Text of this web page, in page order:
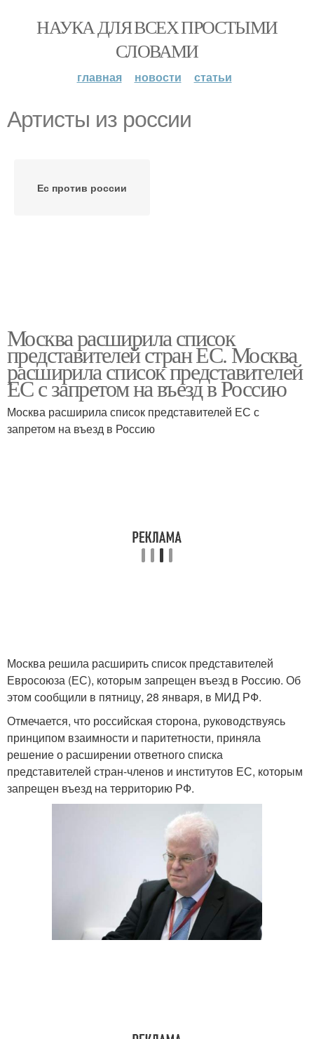
НАУКА ДЛЯ ВСЕХ ПРОСТЫМИ
СЛОВАМИ
главная новости статьи
Артисты из россии
Ес против россии
Москва расширила список
представителей стран ЕС. Москва
расширила список представителей
ЕС с запретом на въезд в Россию
Москва расширила список представителей ЕС с
запретом на въезд в Россию
Москва решила расширить список представителей
Евросоюза (ЕС), которым запрещен въезд в Россию. Об
этом сообщили в пятницу, 28 января, в МИД РФ.
Отмечается, что российская сторона, руководствуясь
принципом взаимности и паритетности, приняла
решение о расширении ответного списка
представителей стран-членов и институтов ЕС, которым
запрещен въезд на территорию РФ.